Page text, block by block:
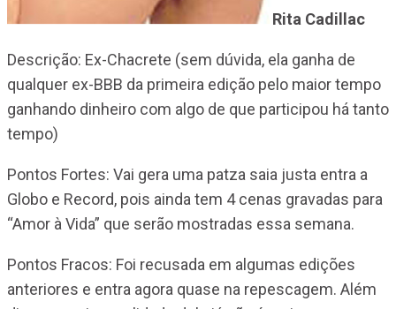
Rita Cadillac
Descrição: Ex-Chacrete (sem dúvida, ela ganha de
qualquer ex-BBB da primeira edição pelo maior tempo
ganhando dinheiro com algo de que participou há tanto
tempo)
Pontos Fortes: Vai gera uma patza saia justa entra a
Globo e Record, pois ainda tem 4 cenas gravadas para
“Amor à Vida” que serão mostradas essa semana.
Pontos Fracos: Foi recusada em algumas edições
anteriores e entra agora quase na repescagem. Além